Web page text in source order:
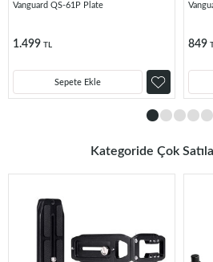
Vanguard QS-61P Plate
1.499 TL
Sepete Ekle
849
Kategoride Çok